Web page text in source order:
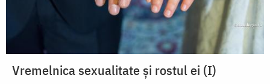
Vremelnica sexualitate și rostul ei (I)